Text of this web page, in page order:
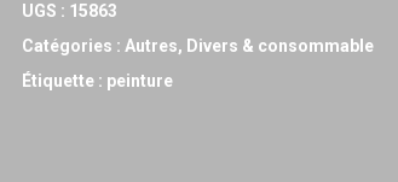
UGS : 15863
Catégories : Autres, Divers & consommable
Étiquette : peinture